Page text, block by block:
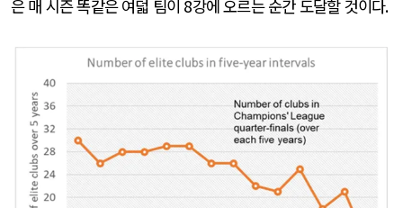
은 매 시즌 똑같은 여덟 팀이 8강에 오르는 순간 도달할 것이다.